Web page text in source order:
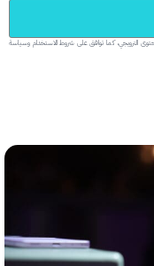
والمحتوى الترويجي، كما توافق على شروط الاستخدام وسياسة